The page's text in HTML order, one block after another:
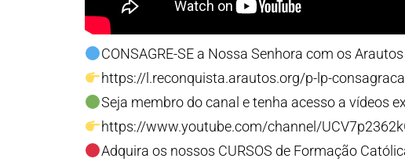
CONSAGRE-SE a Nossa Senhora com os
https://l.reconquista.arautos.org/p-lp-
Seja membro do canal e tenha acesso a vídeos
https://www.youtube.com/channel/
Adquira os nossos CURSOS de Formação